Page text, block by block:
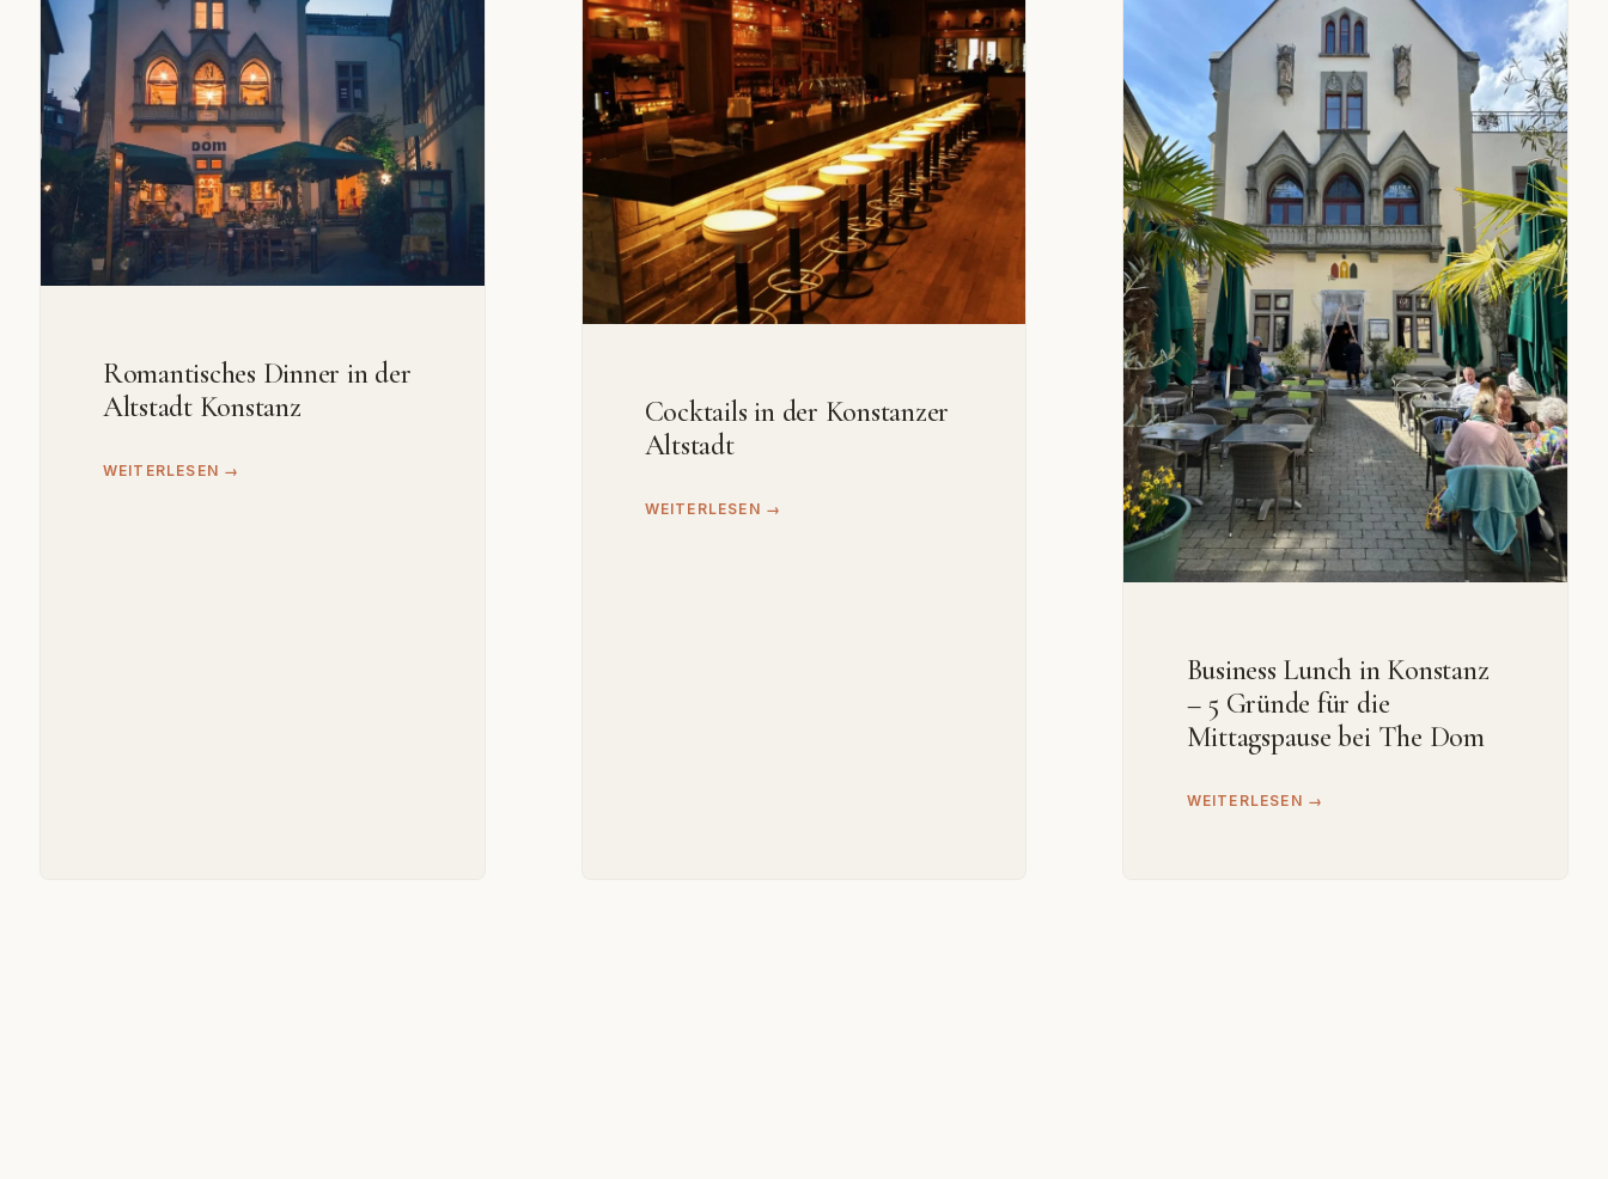
Romantisches Dinner in der
Altstadt Konstanz
WEITERLESEN →
Cocktails in der Konstanzer
Altstadt
WEITERLESEN →
Business Lunch in Konstanz
– 5 Gründe für die
Mittagspause bei The Dom
WEITERLESEN →